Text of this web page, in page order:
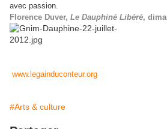
avec passion.
Florence Duver, Le Dauphiné Libéré,
www.legainduconteur.org
#Arts & culture